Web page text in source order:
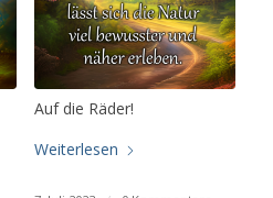
Auf die Räder!
Weiterlesen